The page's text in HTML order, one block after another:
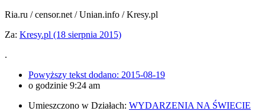
Ria.ru / censor.net / Unian.info / Kresy.pl
Za: Kresy.pl (18 sierpnia 2015)
.
Powyższy tekst dodano: 2015-08-19
o godzinie 9:24 am
Umieszczono w Działach: WYDARZENIA NA ŚWIECIE